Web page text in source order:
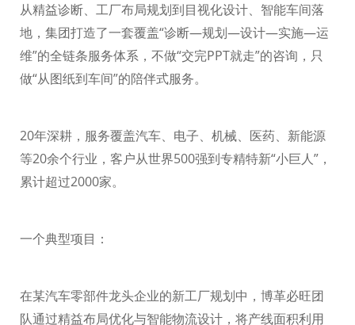
从精益诊断、工厂布局规划到目视化设计、智能车间落
地，集团打造了一套覆盖“诊断—规划—设计—实施—运
维”的全链条服务体系，不做“交完PPT就走”的咨询，只
做“从图纸到车间”的陪伴式服务。
20年深耕，服务覆盖汽车、电子、机械、医药、新能源
等20余个行业，客户从世界500强到专精特新“小巨人”，
累计超过2000家。
一个典型项目：
在某汽车零部件龙头企业的新工厂规划中，博革必旺团
队通过精益布局优化与智能物流设计，将产线面积利用